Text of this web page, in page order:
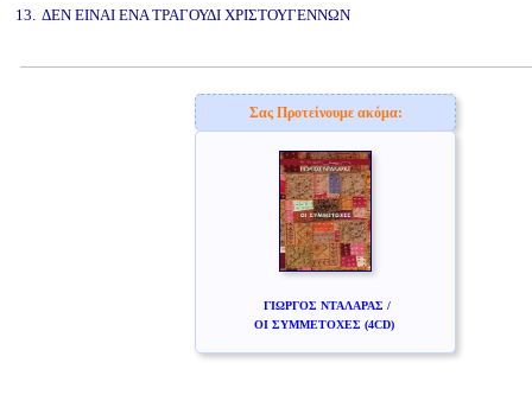
13. ΔΕΝ ΕΙΝΑΙ ΕΝΑ ΤΡΑΓΟΥΔΙ ΧΡΙΣΤΟΥΓΕΝΝΩΝ
Σας Προτείνουμε ακόμα:
ΓΙΩΡΓΟΣ ΝΤΑΛΑΡΑΣ /
ΟΙ ΣΥΜΜΕΤΟΧΕΣ (4CD)